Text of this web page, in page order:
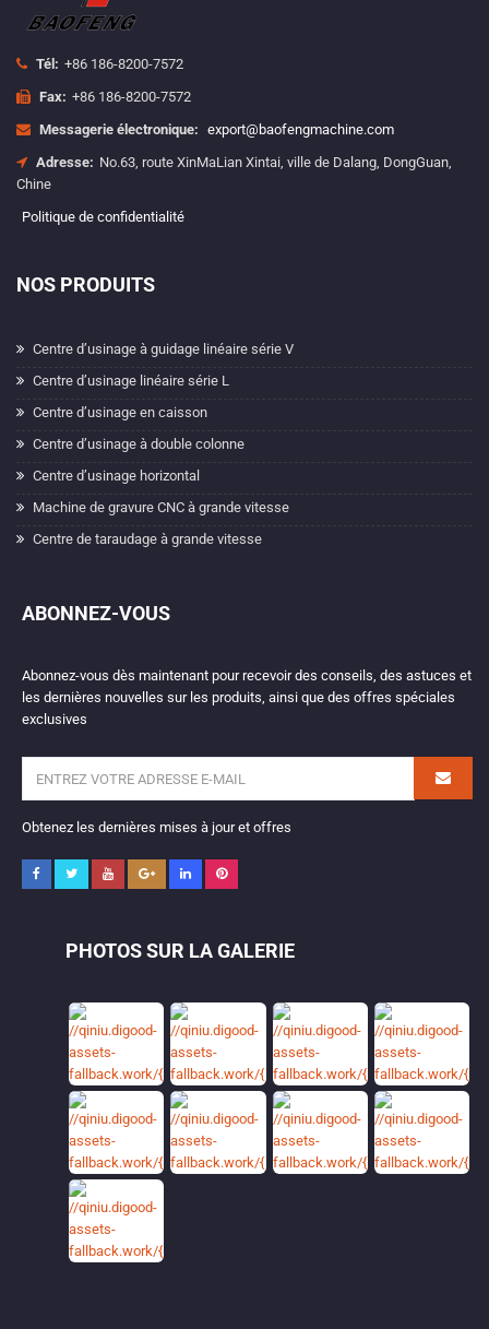
Tél: +86 186-8200-7572
Fax: +86 186-8200-7572
Messagerie électronique: export@baofengmachine.com
Adresse: No.63, route XinMaLian Xintai, ville de Dalang, DongGuan,
Chine
Politique de confidentialité
NOS PRODUITS
Centre d’usinage à guidage linéaire série V
Centre d’usinage linéaire série L
Centre d’usinage en caisson
Centre d’usinage à double colonne
Centre d’usinage horizontal
Machine de gravure CNC à grande vitesse
Centre de taraudage à grande vitesse
ABONNEZ-VOUS
Abonnez-vous dès maintenant pour recevoir des conseils, des astuces et
les dernières nouvelles sur les produits, ainsi que des offres spéciales
exclusives
Obtenez les dernières mises à jour et offres
PHOTOS SUR LA GALERIE